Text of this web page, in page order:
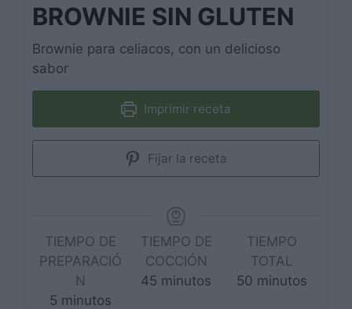
BROWNIE SIN GLUTEN
Brownie para celiacos, con un delicioso
sabor
Imprimir receta
Fijar la receta
TIEMPO DE
PREPARACIÓ
N
5minutos
minutos
TIEMPO DE
COCCIÓN
45 minutos
minutos
TIEMPO
TOTAL
50 minutos
minutos